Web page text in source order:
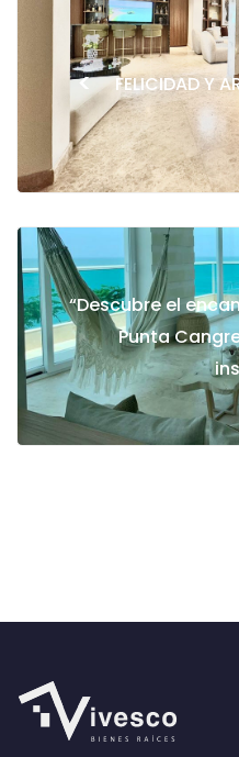
< FELICIDAD Y
“Descubre el
Punta